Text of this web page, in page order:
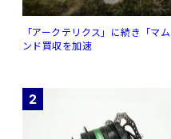
「アークテリクス」に続き「
ンド買収を加速
2